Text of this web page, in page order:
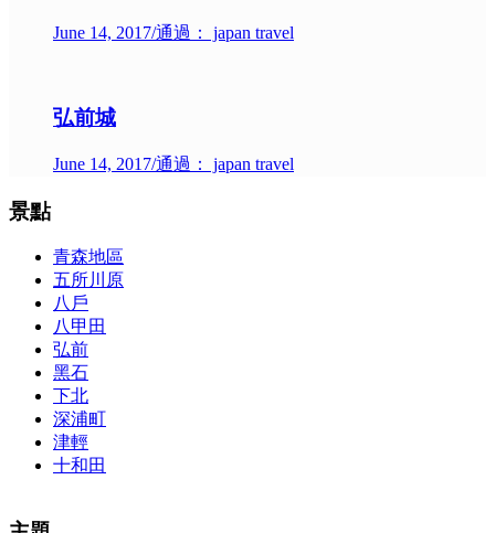
June 14, 2017/通過： japan travel
弘前城
June 14, 2017/通過： japan travel
景點
青森地區
五所川原
八戶
八甲田
弘前
黑石
下北
深浦町
津輕
十和田
The alertness of CCNA Routing and